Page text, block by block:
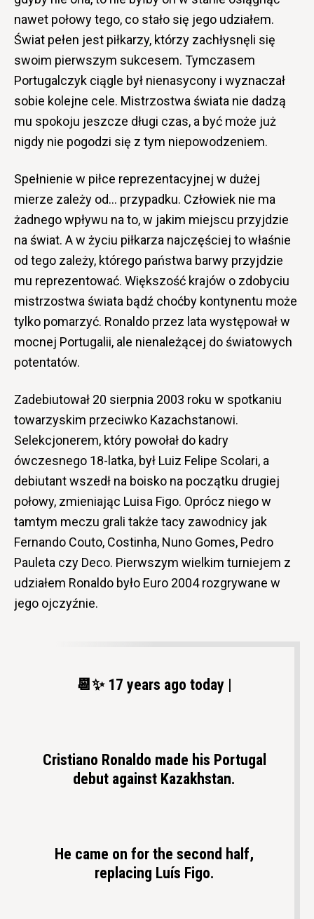
nawet połowy tego, co stało się jego udziałem.
Świat pełen jest piłkarzy, którzy zachłysnęli się
swoim pierwszym sukcesem. Tymczasem
Portugalczyk ciągle był nienasycony i wyznaczał
sobie kolejne cele. Mistrzostwa świata nie dadzą
mu spokoju jeszcze długi czas, a być może już
nigdy nie pogodzi się z tym niepowodzeniem.
Spełnienie w piłce reprezentacyjnej w dużej
mierze zależy od… przypadku. Człowiek nie ma
żadnego wpływu na to, w jakim miejscu przyjdzie
na świat. A w życiu piłkarza najczęściej to właśnie
od tego zależy, którego państwa barwy przyjdzie
mu reprezentować. Większość krajów o zdobyciu
mistrzostwa świata bądź choćby kontynentu może
tylko pomarzyć. Ronaldo przez lata występował w
mocnej Portugalii, ale nienależącej do światowych
potentatów.
Zadebiutował 20 sierpnia 2003 roku w spotkaniu
towarzyskim przeciwko Kazachstanowi.
Selekcjonerem, który powołał do kadry
ówczesnego 18-latka, był Luiz Felipe Scolari, a
debiutant wszedł na boisko na początku drugiej
połowy, zmieniając Luisa Figo. Oprócz niego w
tamtym meczu grali także tacy zawodnicy jak
Fernando Couto, Costinha, Nuno Gomes, Pedro
Pauleta czy Deco. Pierwszym wielkim turniejem z
udziałem Ronaldo było Euro 2004 rozgrywane w
jego ojczyźnie.
📆✨ 17 years ago today |
Cristiano Ronaldo made his Portugal
debut against Kazakhstan.
He came on for the second half,
replacing Luís Figo.